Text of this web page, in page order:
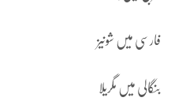
فارسی میں شونیز
بنگالی میں مگریلا